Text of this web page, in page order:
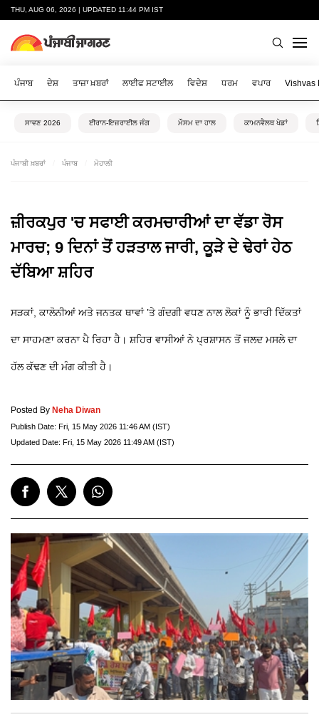
THU, AUG 06, 2026 | UPDATED 11:44 PM IST
ਪੰਜਾਬ ਦੇਸ਼ ਤਾਜ਼ਾ ਖ਼ਬਰਾਂ ਲਾਈਫ ਸਟਾਈਲ ਵਿਦੇਸ਼ ਧਰਮ ਵਪਾਰ Vishvas
ਸਾਵਣ 2026 ਈਰਾਨ-ਇਜ਼ਰਾਈਲ ਜੰਗ ਮੌਸਮ ਦਾ ਹਾਲ ਕਾਮਨਵੈਲਥ ਖੇਡਾਂ
ਪੰਜਾਬੀ ਖ਼ਬਰਾਂ ਪੰਜਾਬ ਮੋਹਾਲੀ
ਜ਼ੀਰਕਪੁਰ 'ਚ ਸਫਾਈ ਕਰਮਚਾਰੀਆਂ ਦਾ ਵੱਡਾ ਰੋਸ
ਮਾਰਚ; 9 ਦਿਨਾਂ ਤੋਂ ਹੜਤਾਲ ਜਾਰੀ, ਕੂੜੇ ਦੇ ਢੇਰਾਂ ਹੇਠ
ਦੱਬਿਆ ਸ਼ਹਿਰ
ਸੜਕਾਂ, ਕਾਲੋਨੀਆਂ ਅਤੇ ਜਨਤਕ ਥਾਵਾਂ ’ਤੇ ਗੰਦਗੀ ਵਧਣ ਨਾਲ ਲੋਕਾਂ ਨੂੰ ਭਾਰੀ ਦਿੱਕਤਾਂ
ਦਾ ਸਾਹਮਣਾ ਕਰਨਾ ਪੈ ਰਿਹਾ ਹੈ। ਸ਼ਹਿਰ ਵਾਸੀਆਂ ਨੇ ਪ੍ਰਸ਼ਾਸਨ ਤੋਂ ਜਲਦ ਮਸਲੇ ਦਾ
ਹੱਲ ਕੱਢਣ ਦੀ ਮੰਗ ਕੀਤੀ ਹੈ।
Posted By Neha Diwan
Publish Date: Fri, 15 May 2026 11:46 AM (IST)
Updated Date: Fri, 15 May 2026 11:49 AM (IST)